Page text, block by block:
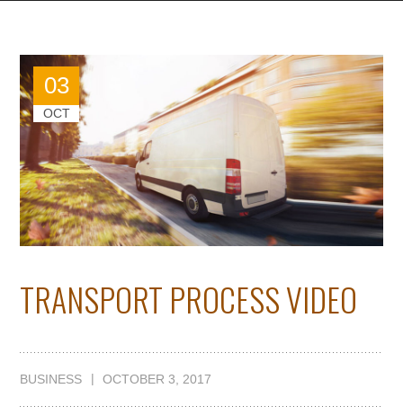
03
OCT
TRANSPORT PROCESS VIDEO
BUSINESS OCTOBER 3, 2017